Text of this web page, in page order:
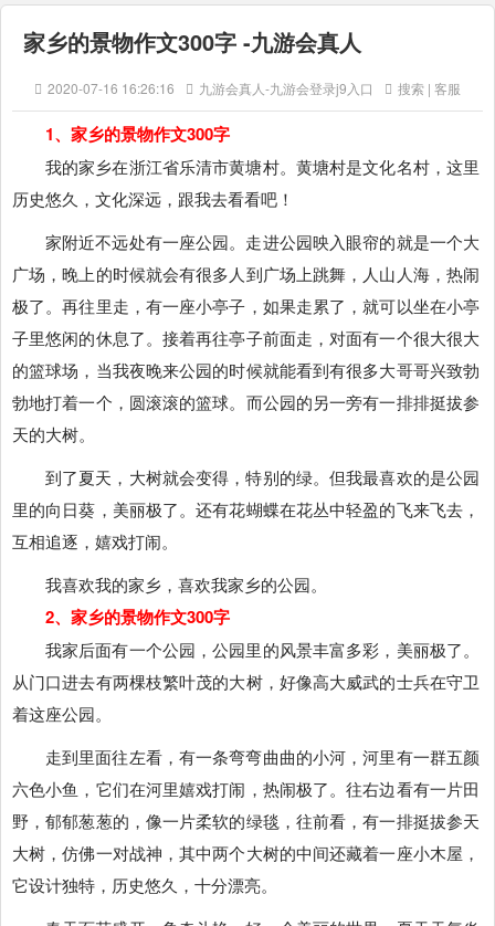
家乡的景物作文300字 -九游会真人
2020-07-16 16:26:16 九游会真人-九游会登录j9入口 搜索 | 客服
1、家乡的景物作文300字
我的家乡在浙江省乐清市黄塘村。黄塘村是文化名村，这里
历史悠久，文化深远，跟我去看看吧！
家附近不远处有一座公园。走进公园映入眼帘的就是一个大
广场，晚上的时候就会有很多人到广场上跳舞，人山人海，热闹
极了。再往里走，有一座小亭子，如果走累了，就可以坐在小亭
子里悠闲的休息了。接着再往亭子前面走，对面有一个很大很大
的篮球场，当我夜晚来公园的时候就能看到有很多大哥哥兴致勃
勃地打着一个，圆滚滚的篮球。而公园的另一旁有一排排挺拔参
天的大树。
到了夏天，大树就会变得，特别的绿。但我最喜欢的是公园
里的向日葵，美丽极了。还有花蝴蝶在花丛中轻盈的飞来飞去，
互相追逐，嬉戏打闹。
我喜欢我的家乡，喜欢我家乡的公园。
2、家乡的景物作文300字
我家后面有一个公园，公园里的风景丰富多彩，美丽极了。
从门口进去有两棵枝繁叶茂的大树，好像高大威武的士兵在守卫
着这座公园。
走到里面往左看，有一条弯弯曲曲的小河，河里有一群五颜
六色小鱼，它们在河里嬉戏打闹，热闹极了。往右边看有一片田
野，郁郁葱葱的，像一片柔软的绿毯，往前看，有一排挺拔参天
大树，仿佛一对战神，其中两个大树的中间还藏着一座小木屋，
它设计独特，历史悠久，十分漂亮。